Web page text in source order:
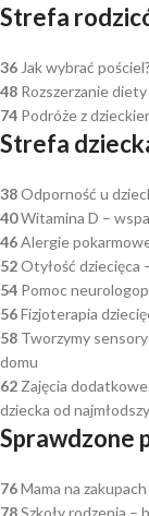
Strefa
36 Jak wybrać
48 Rozszerzanie
74 Podróże z
Strefa
38Odporność u
40Witamina D –
46Alergie
52Otyłość dziecięca
54 Pomoc
56Fizjoterapia
58 Tworzymy
domu
62 Zajęcia
dziecka od
Sprawdzone
76Mama na
78Szkoły rodzenia –